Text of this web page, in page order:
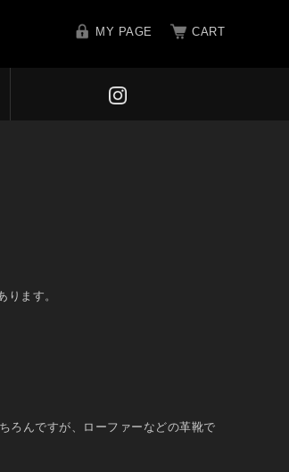
MY PAGE CART
ます。
ろんですが、ローファーなどの革靴で